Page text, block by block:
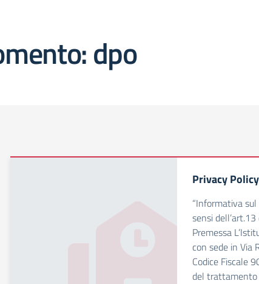
dpo
Privacy Policy
“Informativa
sensi
Premessa
con sede in Via
Codice Fiscale
del